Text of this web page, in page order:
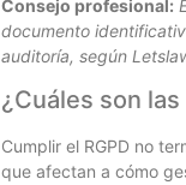
Consejo profesional:
documento
auditoría, según
¿Cuáles son
Cumplir el RGPD no
que afectan a cómo